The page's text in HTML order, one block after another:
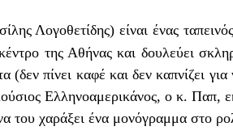
Λογοθετίδης) είναι ένας
της Αθήνας και δουλεύει
(δεν πίνει καφέ και δεν καπνίζει
Ελληνοαμερικάνος, ο κ. Παπ,
του χαράξει ένα μονόγραμμα στο